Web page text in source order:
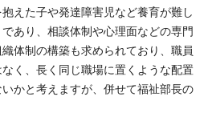
えた子や発達障害児など養育が難し
あり、相談体制や心理面などの専門
体制の構築も求められており、職員
く、長く同じ職場に置くような配置
かと考えますが、併せて福祉部長の